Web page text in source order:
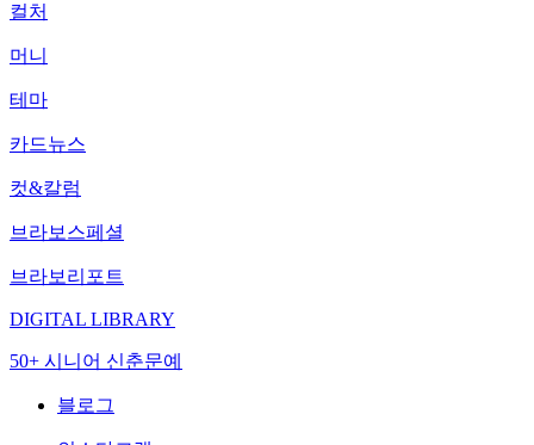
컬처
머니
테마
카드뉴스
컷&칼럼
브라보스페셜
브라보리포트
DIGITAL LIBRARY
50+ 시니어 신춘문예
블로그